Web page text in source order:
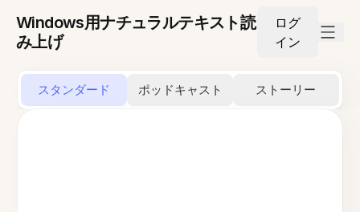
Windows用ナチュラルテキスト読
み上げ
ログ
イン
スタンダード ポッドキャスト ストーリー